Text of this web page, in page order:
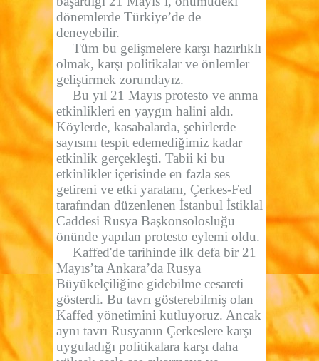
dönemlerde Türkiye’de de
deneyebilir.
Tüm bu gelişmelere karşı hazırlıklı
olmak, karşı politikalar ve önlemler
geliştirmek zorundayız.
Bu yıl 21 Mayıs protesto ve anma
etkinlikleri en yaygın halini aldı.
Köylerde, kasabalarda, şehirlerde
sayısını tespit edemediğimiz kadar
etkinlik gerçekleşti. Tabii ki bu
etkinlikler içerisinde en fazla ses
getireni ve etki yaratanı, Çerkes-Fed
tarafından düzenlenen İstanbul İstiklal
Caddesi Rusya Başkonsolosluğu
önünde yapılan protesto eylemi oldu.
Kaffed'de tarihinde ilk defa bir 21
Mayıs’ta Ankara’da Rusya
Büyükelçiliğine gidebilme cesareti
gösterdi. Bu tavrı gösterebilmiş olan
Kaffed yönetimini kutluyoruz. Ancak
aynı tavrı Rusyanın Çerkeslere karşı
uyguladığı politikalara karşı daha